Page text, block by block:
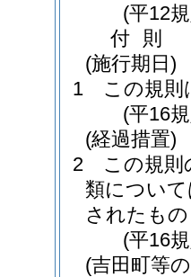
(平12
付 則
(施行期日)
1
この規則
(平16
(経過措置)
2
この規則
類につい
されたも
(平16
(吉田町等